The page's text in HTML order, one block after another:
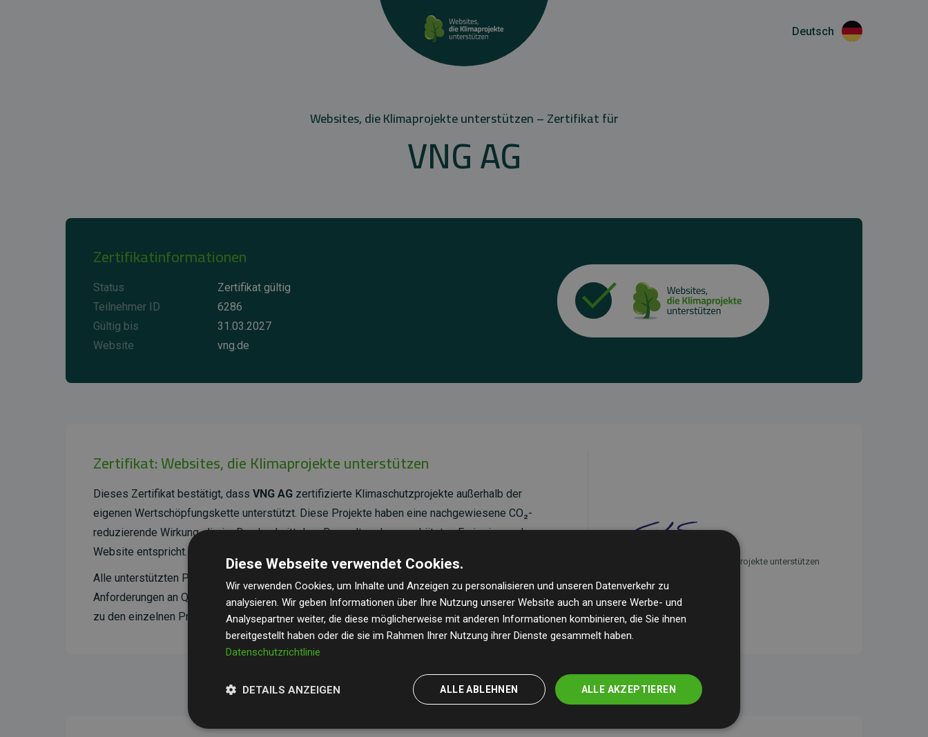
Deutsch
Websites, die Klimaprojekte unterstützen – Zertifikat für
VNG AG
Zertifikatinformationen
Status
Zertifikat gültig
Teilnehmer ID
6286
Gültig bis
31.03.2027
Website
vng.de
Zertifikat: Websites, die Klimaprojekte unterstützen
Dieses Zertifikat bestätigt, dass VNG AG zertifizierte Klimaschutzprojekte außerhalb der
eigenen Wertschöpfungskette unterstützt. Diese Projekte haben eine nachgewiesene CO₂-
reduzierende Wirkung, die im Durchschnitt dem Doppelten der geschätzten Emissionen der
Website entspricht.
Alle unterstützten Projekte werden durch
Anforderungen an Qualität, tatsächliche Klimawirkung und Transparenz. Weitere Informationen
zu den einzelnen Projekten findenSie hier.
Initiative Websites, die Klimaprojekte unterstützen
Diese Webseite verwendet Cookies.
Wir verwenden Cookies, um Inhalte und Anzeigen zu personalisieren und unseren Datenverkehr zu
analysieren. Wir geben Informationen über Ihre Nutzung unserer Website auch an unsere Werbe- und
Analysepartner weiter, die diese möglicherweise mit anderen Informationen kombinieren, die Sie ihnen
bereitgestellt haben oder die sie im Rahmen Ihrer Nutzung ihrer Dienste gesammelt haben.
Datenschutzrichtlinie
ALLE AKZEPTIEREN
ALLE ABLEHNEN
DETAILS ANZEIGEN